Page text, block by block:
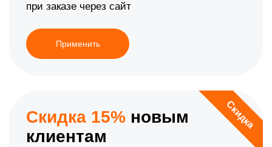
при заказе через сайт
Применить
Скидка
Скидка 15% новым
клиентам